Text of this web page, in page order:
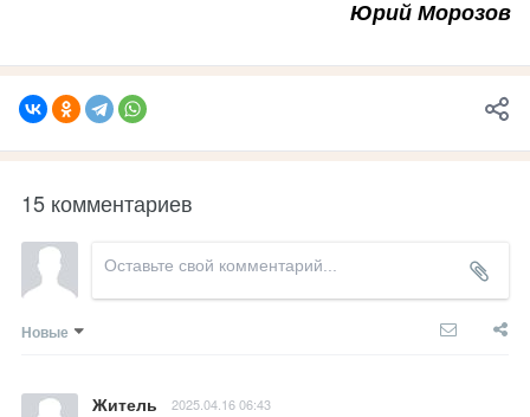
Юрий Морозов
15 комментариев
Новые
Житель 2025.04.16 06:43